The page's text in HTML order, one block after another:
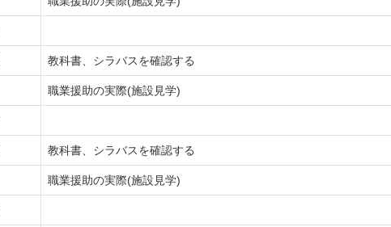
教科書、シラバスを確認する
職業援助の実際(施設見学)
教科書、シラバスを確認する
職業援助の実際(施設見学)